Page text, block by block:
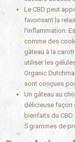
Le CBD peut
favorisant la
l’inflammation.
comme des
gâteau à la
utiliser les
Organic
sont conçues
Un gâteau au
délicieuse façon
bienfaits du
5 grammes de